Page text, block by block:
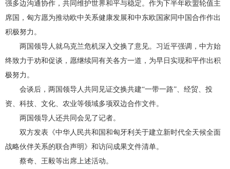
强多边沟通协作，共同维护世界和平与稳定。作为下半年欧盟轮值主
席国，匈方愿为推动欧中关系健康发展和中东欧国家同中国合作作出
积极努力。
两国领导人就乌克兰危机深入交换了意见。习近平强调，中方始
终致力于劝和促谈，愿继续同有关各方一道，为早日实现和平作出积
极努力。
会谈后，两国领导人共同见证交换共建“一带一路”、经贸、投
资、科技、文化、农业等领域多项双边合作文件。
两国领导人还共同会见了记者。
双方发表《中华人民共和国和匈牙利关于建立新时代全天候全面
战略伙伴关系的联合声明》和访问成果文件清单。
蔡奇、王毅等出席上述活动。